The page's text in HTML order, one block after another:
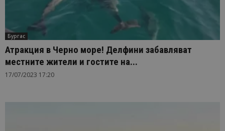
Бургас
Атракция в Черно море! Делфини забавляват
местните жители и гостите на...
17/07/2023 17:20